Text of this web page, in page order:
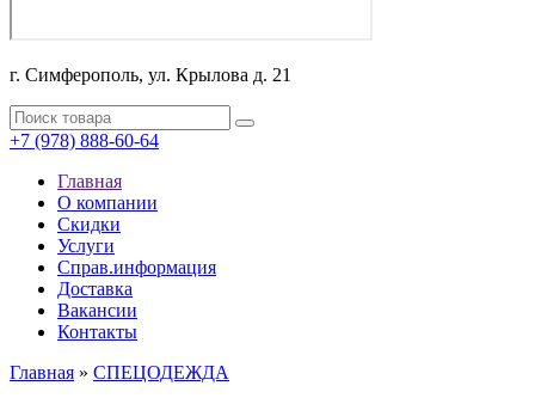
г. Симферополь, ул. Крылова д. 21
+7 (978) 888-60-64
Главная
О компании
Скидки
Услуги
Справ.информация
Доставка
Вакансии
Контакты
Главная » СПЕЦОДЕЖДА